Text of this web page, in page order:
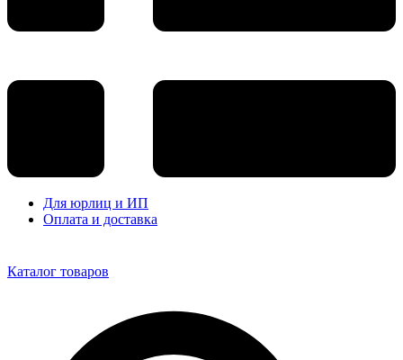
Для юрлиц и ИП
Оплата и доставка
Каталог товаров